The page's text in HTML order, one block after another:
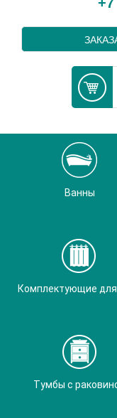
Ванны
Комплектующие
Тумбы с